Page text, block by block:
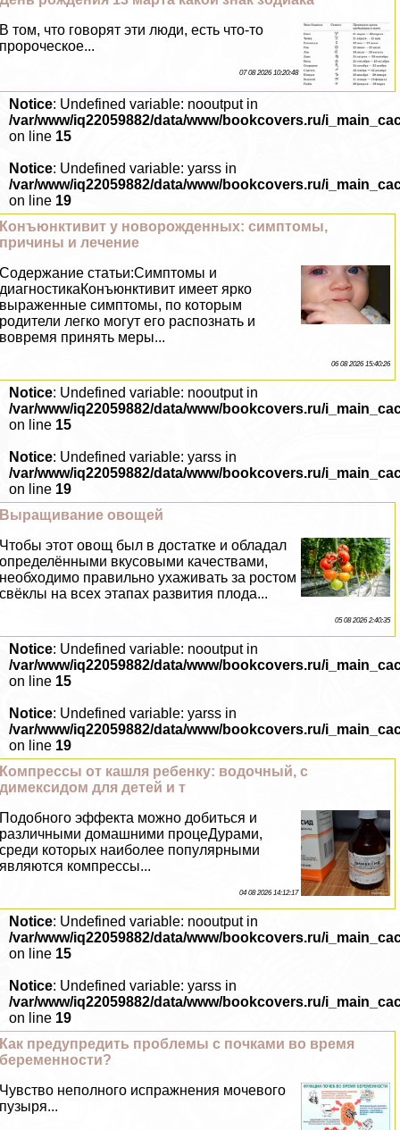
В том, что говорят эти люди, есть что-то
пророческое...
07 08 2026 10:20:48
Notice: Undefined variable: nooutput in
/var/www/iq22059882/data/www/bookcovers.ru/
on line 15
Notice: Undefined variable: yarss in
/var/www/iq22059882/data/www/bookcovers.ru/
on line 19
Конъюнктивит у новорожденных: симптомы,
причины и лечение
Содержание статьи:Симптомы и
диагностикаКонъюнктивит имеет ярко
выраженные симптомы, по которым
родители легко могут его распознать и
вовремя принять меры...
06 08 2026 15:40:26
Notice: Undefined variable: nooutput in
/var/www/iq22059882/data/www/bookcovers.ru/
on line 15
Notice: Undefined variable: yarss in
/var/www/iq22059882/data/www/bookcovers.ru/
on line 19
Выращивание овощей
Чтобы этот овощ был в достатке и обладал
определёнными вкусовыми качествами,
необходимо правильно ухаживать за ростом
свёклы на всех этапах развития плода...
05 08 2026 2:40:35
Notice: Undefined variable: nooutput in
/var/www/iq22059882/data/www/bookcovers.ru/
on line 15
Notice: Undefined variable: yarss in
/var/www/iq22059882/data/www/bookcovers.ru/
on line 19
Компрессы от кашля ребенку: водочный, с
димексидом для детей и т
Подобного эффекта можно добиться и
различными домашними процеДypaми,
среди которых наиболее популярными
являются компрессы...
04 08 2026 14:12:17
Notice: Undefined variable: nooutput in
/var/www/iq22059882/data/www/bookcovers.ru/
on line 15
Notice: Undefined variable: yarss in
/var/www/iq22059882/data/www/bookcovers.ru/
on line 19
Как предупредить проблемы с почками во время
беременности?
Чувство неполного испpaжнeния мочевого
пузыря...